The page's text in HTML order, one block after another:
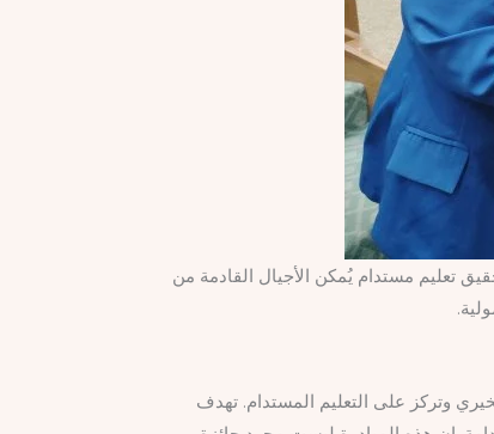
تعليم مستدام يُمكن الأجيال القادمة من
وتركز على التعليم المستدام. تهدف